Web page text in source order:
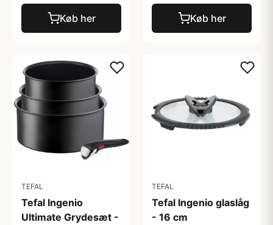
Køb her Køb her
TEFAL
Tefal Ingenio
Ultimate Grydesæt -
TEFAL
Tefal Ingenio glaslåg
- 16 cm